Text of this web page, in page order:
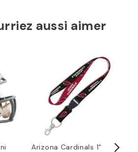
aussi aimer
Arizona Cardinals 1"